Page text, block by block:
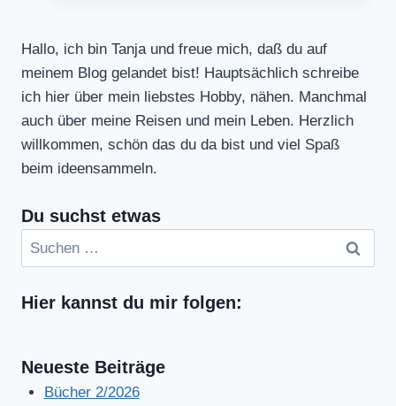
&
dry
Hallo, ich bin Tanja und freue mich, daß du auf
meinem Blog gelandet bist! Hauptsächlich schreibe
ich hier über mein liebstes Hobby, nähen. Manchmal
auch über meine Reisen und mein Leben. Herzlich
willkommen, schön das du da bist und viel Spaß
beim ideensammeln.
Du suchst etwas
Suchen
nach:
Hier kannst du mir folgen:
Neueste Beiträge
Bücher 2/2026